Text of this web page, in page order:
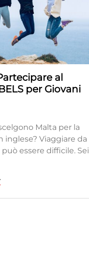
al
per Giovani
Malta per la
inglese? Viaggiare da
può essere difficile. Sei